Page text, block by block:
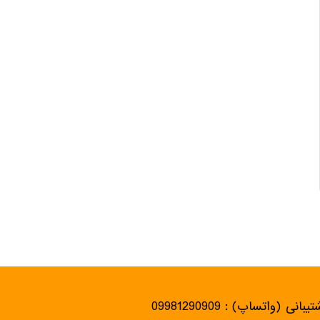
(واتساپ) : 09981290909